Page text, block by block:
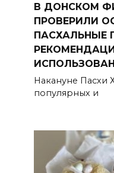
В ДОНСКОМ
ПРОВЕРИЛИ
ПАСХАЛЬНЫЕ
Накануне Пасхи
популярных и